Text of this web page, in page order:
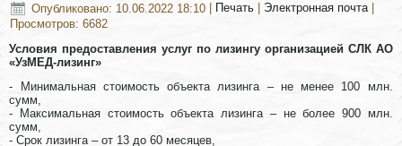
Опубликовано: 10.06.2022 18:10 Печать Электронная почта
Просмотров: 6682
Условия предоставления услуг по лизингу организацией СЛК АО
«УзМЕД-лизинг»
- Минимальная стоимость объекта лизинга – не менее 100 млн.
сумм,
- Максимальная стоимость объекта лизинга – не более 900 млн.
сумм,
- Срок лизинга – от 13 до 60 месяцев,